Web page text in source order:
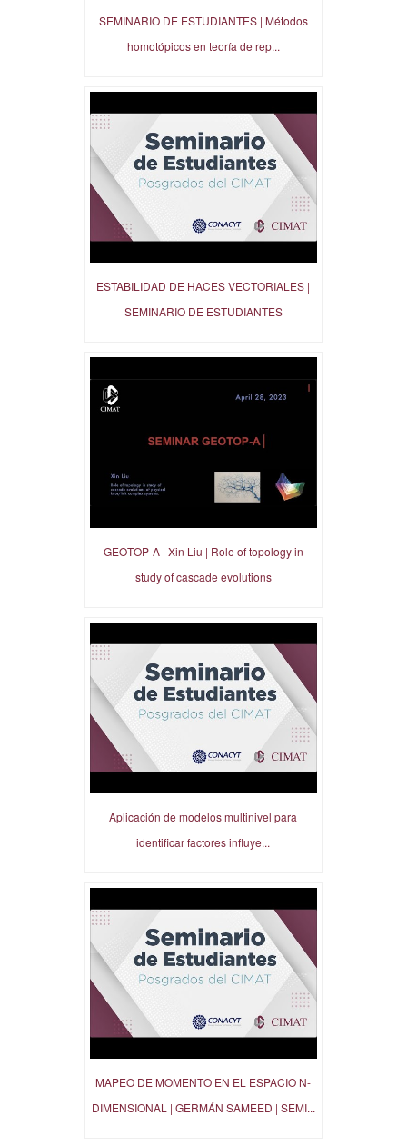
SEMINARIO DE ESTUDIANTES | Métodos
homotópicos en teoría de rep...
ESTABILIDAD DE HACES VECTORIALES |
SEMINARIO DE ESTUDIANTES
GEOTOP-A | Xin Liu | Role of topology in
study of cascade evolutions
Aplicación de modelos multinivel para
identificar factores influye...
MAPEO DE MOMENTO EN EL ESPACIO N-
DIMENSIONAL | GERMÁN SAMEED | SEMI...